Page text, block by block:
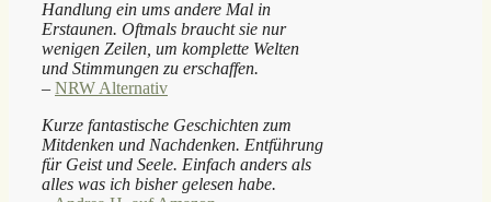
Handlung ein ums andere Mal in
Erstaunen. Oftmals braucht sie nur
wenigen Zeilen, um komplette Welten
und Stimmungen zu erschaffen.
– NRW Alternativ
Kurze fantastische Geschichten zum
Mitdenken und Nachdenken. Entführung
für Geist und Seele. Einfach anders als
alles was ich bisher gelesen habe.